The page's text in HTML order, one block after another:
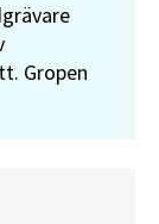
Gropen